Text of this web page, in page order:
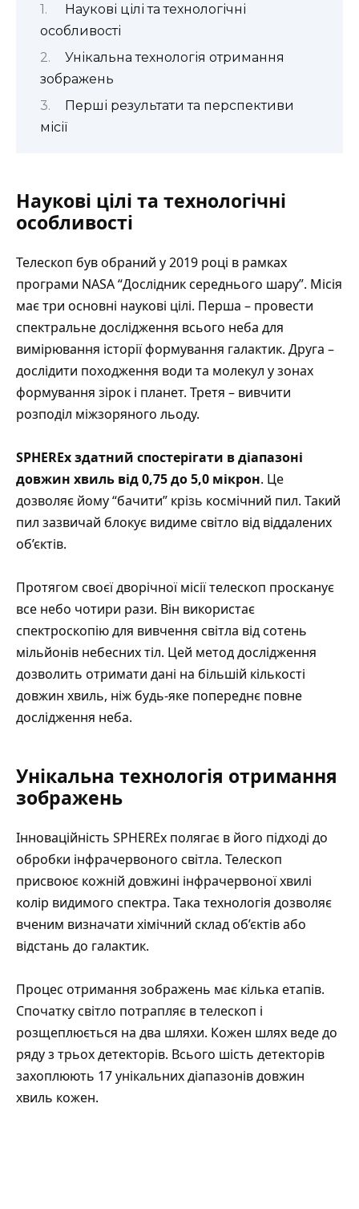
Наукові цілі та технологічні
особливості
Унікальна технологія отримання
зображень
Перші результати та перспективи
місії
Наукові цілі та технологічні
особливості
Телескоп був обраний у 2019 році в рамках
програми NASA “Дослідник середнього шару”. Місія
має три основні наукові цілі. Перша – провести
спектральне дослідження всього неба для
вимірювання історії формування галактик. Друга –
дослідити походження води та молекул у зонах
формування зірок і планет. Третя – вивчити
розподіл міжзоряного льоду.
SPHEREx здатний спостерігати в діапазоні
довжин хвиль від 0,75 до 5,0 мікрон. Це
дозволяє йому “бачити” крізь космічний пил. Такий
пил зазвичай блокує видиме світло від віддалених
об’єктів.
Протягом своєї дворічної місії телескоп просканує
все небо чотири рази. Він використає
спектроскопію для вивчення світла від сотень
мільйонів небесних тіл. Цей метод дослідження
дозволить отримати дані на більшій кількості
довжин хвиль, ніж будь-яке попереднє повне
дослідження неба.
Унікальна технологія отримання
зображень
Інноваційність SPHEREx полягає в його підході до
обробки інфрачервоного світла. Телескоп
присвоює кожній довжині інфрачервоної хвилі
колір видимого спектра. Така технологія дозволяє
вченим визначати хімічний склад об’єктів або
відстань до галактик.
Процес отримання зображень має кілька етапів.
Спочатку світло потрапляє в телескоп і
розщеплюється на два шляхи. Кожен шлях веде до
ряду з трьох детекторів. Всього шість детекторів
захоплюють 17 унікальних діапазонів довжин
хвиль кожен.